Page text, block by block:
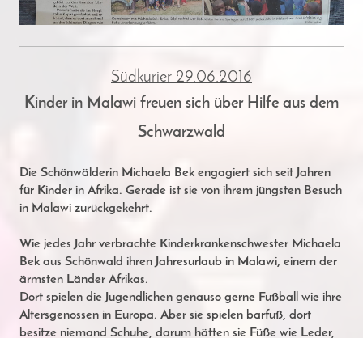
Südkurier 29.06.2016
Kinder in Malawi freuen sich über Hilfe aus dem
Schwarzwald
Die Schönwälderin Michaela Bek engagiert sich seit Jahren
für Kinder in Afrika. Gerade ist sie von ihrem jüngsten Besuch
in Malawi zurückgekehrt.
Wie jedes Jahr verbrachte Kinderkrankenschwester Michaela
Bek aus Schönwald ihren Jahresurlaub in Malawi, einem der
ärmsten Länder Afrikas.
Dort spielen die Jugendlichen genauso gerne Fußball wie ihre
Altersgenossen in Europa. Aber sie spielen barfuß, dort
besitze niemand Schuhe, darum hätten sie Füße wie Leder,